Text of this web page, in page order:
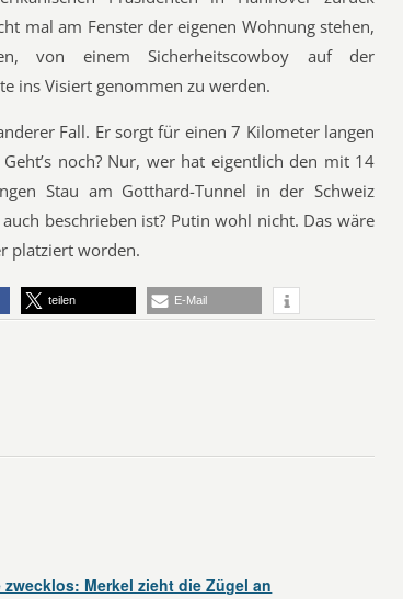
mal am Fenster der eigenen Wohnung stehen,
von einem Sicherheitscowboy auf der
ins Visiert genommen zu werden.
Fall. Er sorgt für einen 7 Kilometer langen
noch? Nur, wer hat eigentlich den mit 14
Stau am Gotthard-Tunnel in der Schweiz
beschrieben ist? Putin wohl nicht. Das wäre
platziert worden.
teilen E-Mail
zwecklos: Merkel zieht die Zügel an